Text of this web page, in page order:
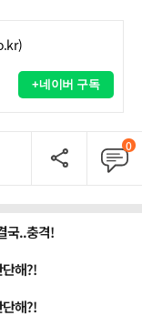
+네이버 구독
0